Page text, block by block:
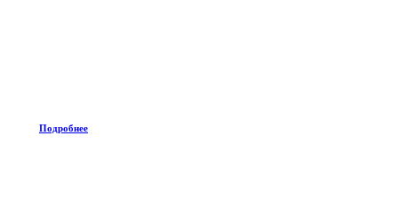
Подробнее